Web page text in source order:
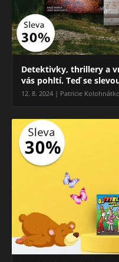
Detektivky, thrillery a
vás pohltí. Teď se
12. 8. 2024 | Patricie